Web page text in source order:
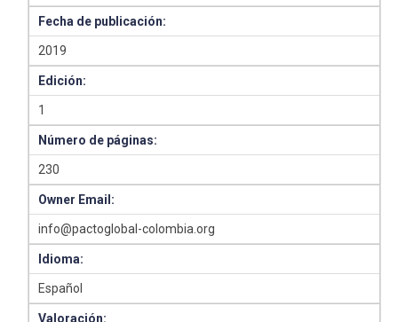
Fecha de publicación:
2019
Edición:
1
Número de páginas:
230
Owner Email:
info@pactoglobal-colombia.org
Idioma:
Español
Valoración: